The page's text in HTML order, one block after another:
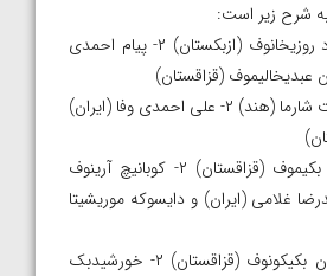
به شرح زیر است:
۴۵ کیلوگرم: ۱- شهزاد روزیخانوف (ازبکستان) ۲- پیام احمدی
۴۸ کیلوگرم: ۱- روهیت شارما (هند) ۲- علی احمدی وفا (ایران)
۵۱ کیلوگرم: ۱- روآن بکیموف (قزاقستان) ۲- کوبانیچ آرینوف
۳- محمدرضا غلامی (ایران) و دایسوکه موریشیتا
۵۵ کیلوگرم: ۱- نریمان بکیکونوف (قزاقستان) ۲- خورشیدبک